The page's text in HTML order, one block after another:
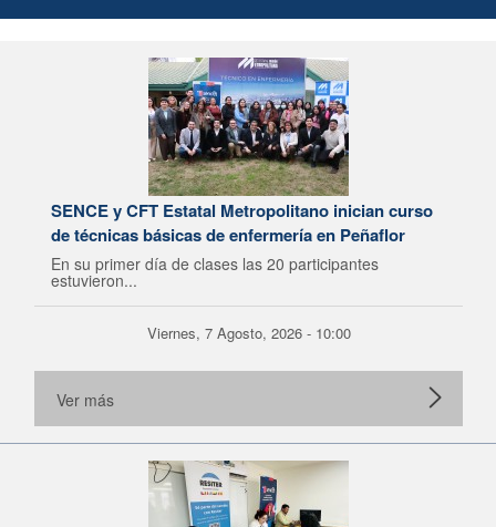
SENCE y CFT Estatal Metropolitano inician curso
de técnicas básicas de enfermería en Peñaflor
En su primer día de clases las 20 participantes
estuvieron...
Viernes, 7 Agosto, 2026 - 10:00
Ver más